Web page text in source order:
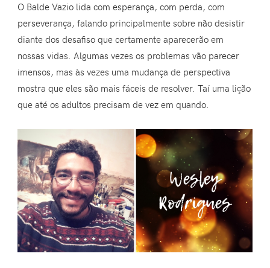
O Balde Vazio lida com esperança, com perda, com
perseverança, falando principalmente sobre não desistir
diante dos desafiso que certamente aparecerão em
nossas vidas. Algumas vezes os problemas vão parecer
imensos, mas às vezes uma mudança de perspectiva
mostra que eles são mais fáceis de resolver. Taí uma lição
que até os adultos precisam de vez em quando.